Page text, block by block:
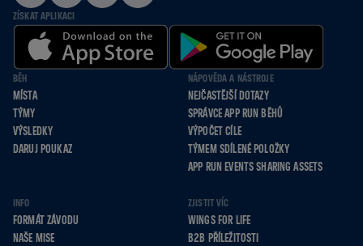
ZÍSKAT APLIKACI
BĚH
MÍSTA
TÝMY
VÝSLEDKY
DARUJ POUKAZ
NÁPOVĚDA A NÁSTROJE
NEJČASTĚJŠÍ DOTAZY
SPRÁVCE APP RUN BĚHŮ
VÝPOČET CÍLE
TÝMEM SDÍLENÉ POLOŽKY
APP RUN EVENTS SHARING ASSETS
INFO
FORMÁT ZÁVODU
NAŠE MISE
ZJISTIT VÍC
WINGS FOR LIFE
B2B PŘÍLEŽITOSTI